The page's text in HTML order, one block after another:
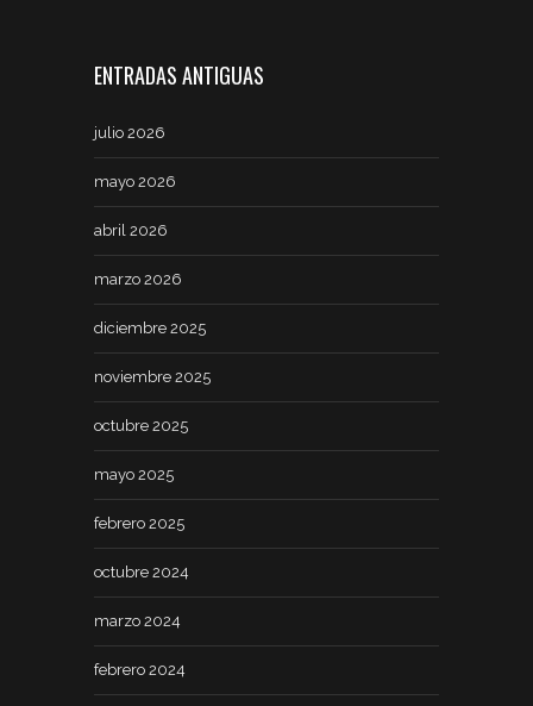
ENTRADAS ANTIGUAS
julio 2026
mayo 2026
abril 2026
marzo 2026
diciembre 2025
noviembre 2025
octubre 2025
mayo 2025
febrero 2025
octubre 2024
marzo 2024
febrero 2024